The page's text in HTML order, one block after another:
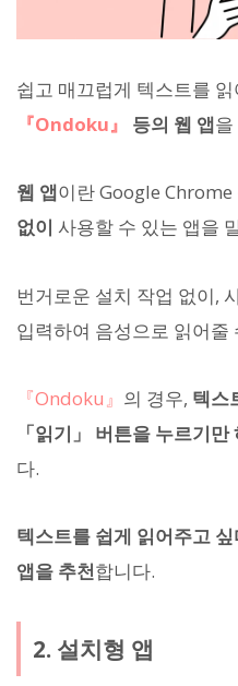
쉽고 매끄럽게 텍스트를
『Ondoku』
등의 웹 앱
웹 앱이란 Google
없이 사용할 수 있는 앱을
번거로운 설치 작업 없이,
입력하여 음성으로 읽어줄
『Ondoku』 의 경우, 텍스
「읽기」 버튼을 누르기
다.
텍스트를 쉽게 읽어주고 싶
앱을 추천합니다.
2. 설치형 앱